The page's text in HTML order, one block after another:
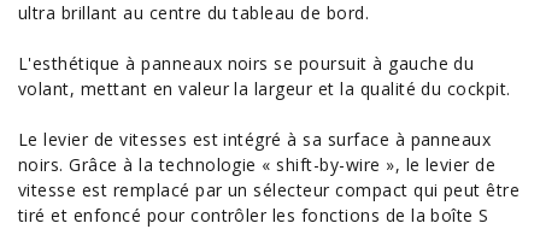
ultra brillant au centre du tableau de bord.
L'esthétique à panneaux noirs se poursuit à gauche du
volant, mettant en valeur la largeur et la qualité du cockpit.
Le levier de vitesses est intégré à sa surface à panneaux
noirs. Grâce à la technologie « shift-by-wire », le levier de
vitesse est remplacé par un sélecteur compact qui peut être
tiré et enfoncé pour contrôler les fonctions de la boîte S